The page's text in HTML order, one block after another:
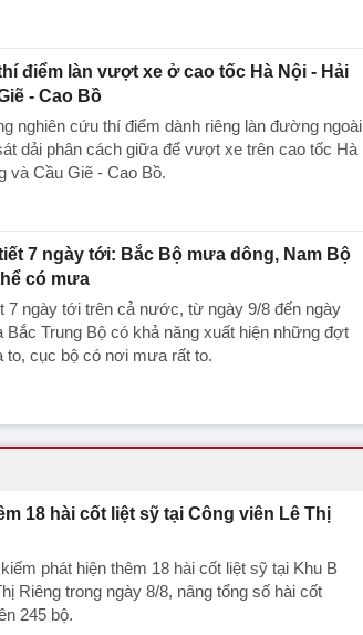
điểm làn vượt xe ở cao tốc Hà Nội - Hải
- Cao Bồ
nghiên cứu thí điểm dành riêng làn đường ngoài
dải phân cách giữa để vượt xe trên cao tốc Hà
và Cầu Giẽ - Cao Bồ.
7 ngày tới: Bắc Bộ mưa dông, Nam Bộ
có mưa
7 ngày tới trên cả nước, từ ngày 9/8 đến ngày
Bắc Trung Bộ có khả năng xuất hiện những đợt
cục bộ có nơi mưa rất to.
18 hài cốt liệt sỹ tại Công viên Lê Thị
phát hiện thêm 18 hài cốt liệt sỹ tại Khu B
Riêng trong ngày 8/8, nâng tổng số hài cốt
245 bộ.